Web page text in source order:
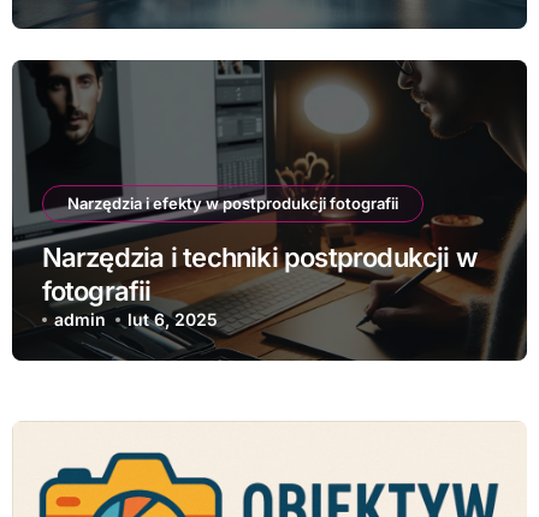
Narzędzia i efekty w postprodukcji fotografii
Narzędzia i techniki postprodukcji w
fotografii
admin lut 6, 2025